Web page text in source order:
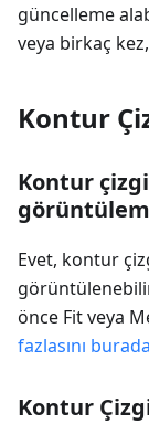
güncelleme
veya birkaç
Kontur
Kontur
Evet, kontur
önce Fit veya
fazlasını
Kontur